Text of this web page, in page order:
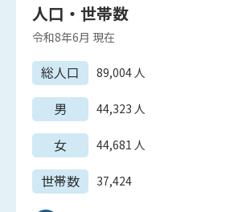
人口・世帯数
令和8年6月 現在
総人口 89,004 人
男 44,323 人
女 44,681 人
世帯数 37,424